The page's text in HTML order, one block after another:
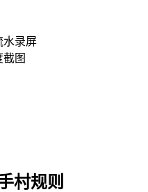
水录屏
图
村规则